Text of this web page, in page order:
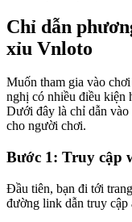
Chỉ dẫn
xỉu Vnloto
Muốn tham gia vào
nghị có nhiều điều kiện
Dưới đây là chỉ dẫn
cho người chơi.
Bước 1: Truy cập
Đầu tiên, bạn đi tới
đường link dẫn truy cập